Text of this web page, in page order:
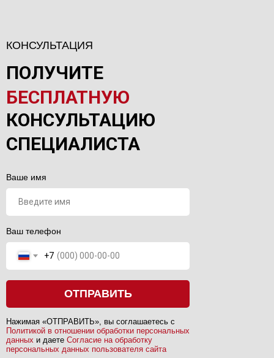
КОНСУЛЬТАЦИЯ
ПОЛУЧИТЕ
БЕСПЛАТНУЮ
КОНСУЛЬТАЦИЮ
СПЕЦИАЛИСТА
Ваше имя
Ваш телефон
+7
ОТПРАВИТЬ
Нажимая «ОТПРАВИТЬ», вы соглашаетесь с
Политикой в отношении обработки персональных
данных и даете Согласие на обработку
персональных данных пользователя сайта